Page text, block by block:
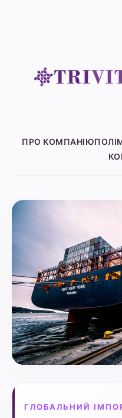
ПРО КОМПАНІЮ
ГЛОБАЛЬНИЙ